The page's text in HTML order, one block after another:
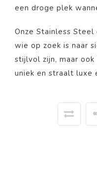
een droge plek
Onze Stainless
wie op zoek is naar
stijlvol zijn, maar ook
uniek en straalt luxe